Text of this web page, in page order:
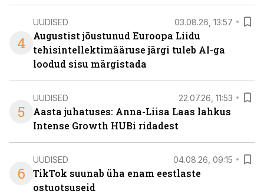
4
UUDISED 03.08.26, 13:57
Augustist jõustunud Euroopa Liidu
tehisintellektimääruse järgi tuleb AI-ga
loodud sisu märgistada
5
UUDISED 22.07.26, 11:53
Aasta juhatuses: Anna-Liisa Laas lahkus
Intense Growth HUBi ridadest
6
UUDISED 04.08.26, 09:15
TikTok suunab üha enam eestlaste
ostuotsuseid